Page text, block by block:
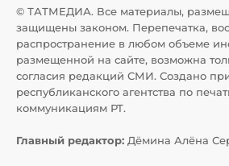
© ТАТМЕДИА. Все материалы,
защищены законом. Перепечатка,
распространение в любом объеме
размещенной на сайте, возможна
согласия редакций СМИ. Создано
республиканского агентства по
коммуникациям РТ.
Главный редактор: Дёмина Алёна